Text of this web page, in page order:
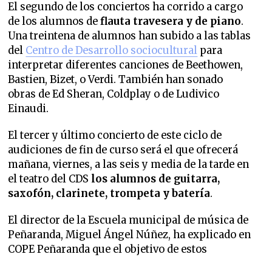
El segundo de los conciertos ha corrido a cargo
de los alumnos deflauta travesera y de piano.
Una treintena de alumnos han subido a las tablas
del Centro de Desarrollo sociocultural para
interpretar diferentes canciones de Beethowen,
Bastien, Bizet, o Verdi. También han sonado
obras de Ed Sheran, Coldplay o de Ludivico
Einaudi.
El tercer y último concierto de este ciclo de
audiciones de fin de curso será el que ofrecerá
mañana, viernes, a las seis y media de la tarde en
el teatro del CDS los alumnos de guitarra,
saxofón, clarinete, trompeta y batería.
El director de la Escuela municipal de música de
Peñaranda, Miguel Ángel Núñez, ha explicado en
COPE Peñaranda que el objetivo de estos